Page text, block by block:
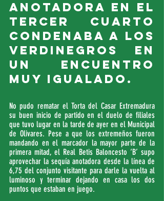
anotadora en el
tercer cuarto
condenaba a los
verdinegros en
un encuentro
muy igualado.
No pudo rematar el Torta del Casar Extremadura
su buen inicio de partido en el duelo de filiales
que tuvo lugar en la tarde de ayer en el Municipal
de Olivares. Pese a que los extremeños fueron
mandando en el marcador la mayor parte de la
primera mitad, el Real Betis Baloncesto ‘B’ supo
aprovechar la sequía anotadora desde la línea de
6,75 del conjunto visitante para darle la vuelta al
luminoso y terminar dejando en casa los dos
puntos que estaban en juego.